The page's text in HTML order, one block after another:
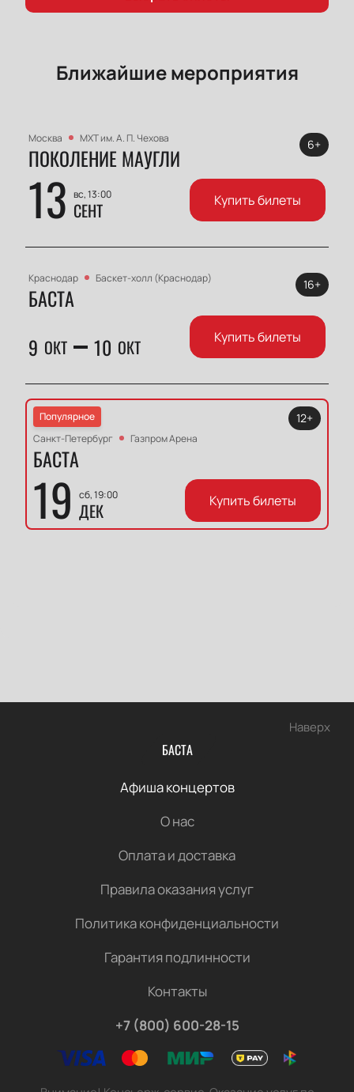
Ближайшие мероприятия
Москва МХТ им. А. П. Чехова
ПОКОЛЕНИЕ МАУГЛИ
13 вс, 13:00
СЕНТ
6+
Купить билеты
Краснодар Баскет-холл (Краснодар)
БАСТА
9 ОКТ 10 ОКТ
16+
Купить билеты
Популярное
Санкт-Петербург
Газпром Арена
БАСТА
19 сб, 19:00
ДЕК
12+
Купить билеты
Наверх
БАСТА
Афиша концертов
О нас
Оплата и доставка
Правила оказания услуг
Политика конфиденциальности
Гарантия подлинности
Контакты
+7 (800) 600-28-15